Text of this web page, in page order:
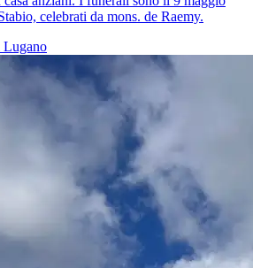
celebrati da mons. de Raemy.
Lugano